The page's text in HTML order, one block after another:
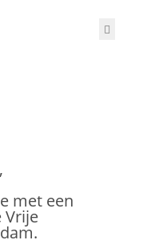
met een
Vrije